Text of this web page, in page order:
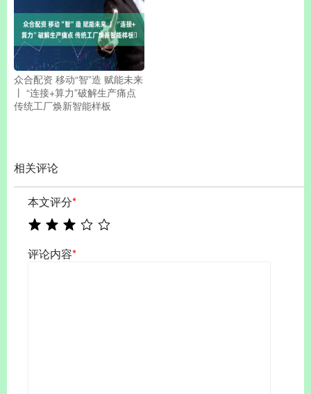
众合配资 移动“智”造 赋能未来
丨 “连接+算力”破解生产痛点
传统工厂焕新智能样板​
相关评论
本文评分*
评论内容*